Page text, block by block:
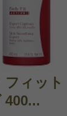
稿する
の「購
商品に
フィッ
400...